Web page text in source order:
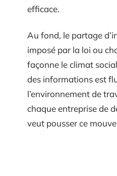
efficace.
Au fond, le partage
imposé par la loi ou
façonne le climat
des informations est
l’environnement de
chaque entreprise de
veut pousser ce